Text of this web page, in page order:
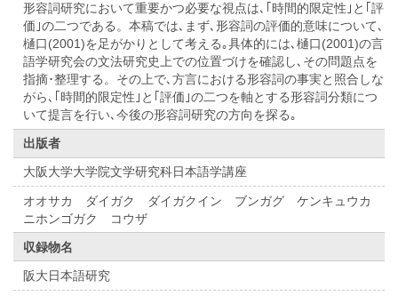
形容詞研究において重要かつ必要な視点は､｢時間的限定性｣と｢評
価｣の二つである。本稿では､まず､形容詞の評価的意味について､
樋口(2001)を足がかりとして考える｡具体的には､樋口(2001)の言
語学研究会の文法研究史上での位置づけを確認し､その問題点を
指摘･整理する。その上で､方言における形容詞の事実と照合しな
がら､｢時間的限定性｣と｢評価｣の二つを軸とする形容詞分類につ
いて提言を行い､今後の形容詞研究の方向を探る｡
出版者
大阪大学大学院文学研究科日本語学講座
オオサカ ダイガク ダイガクイン ブンガグ ケンキュウカ
ニホンゴガク コウザ
収録物名
阪大日本語研究